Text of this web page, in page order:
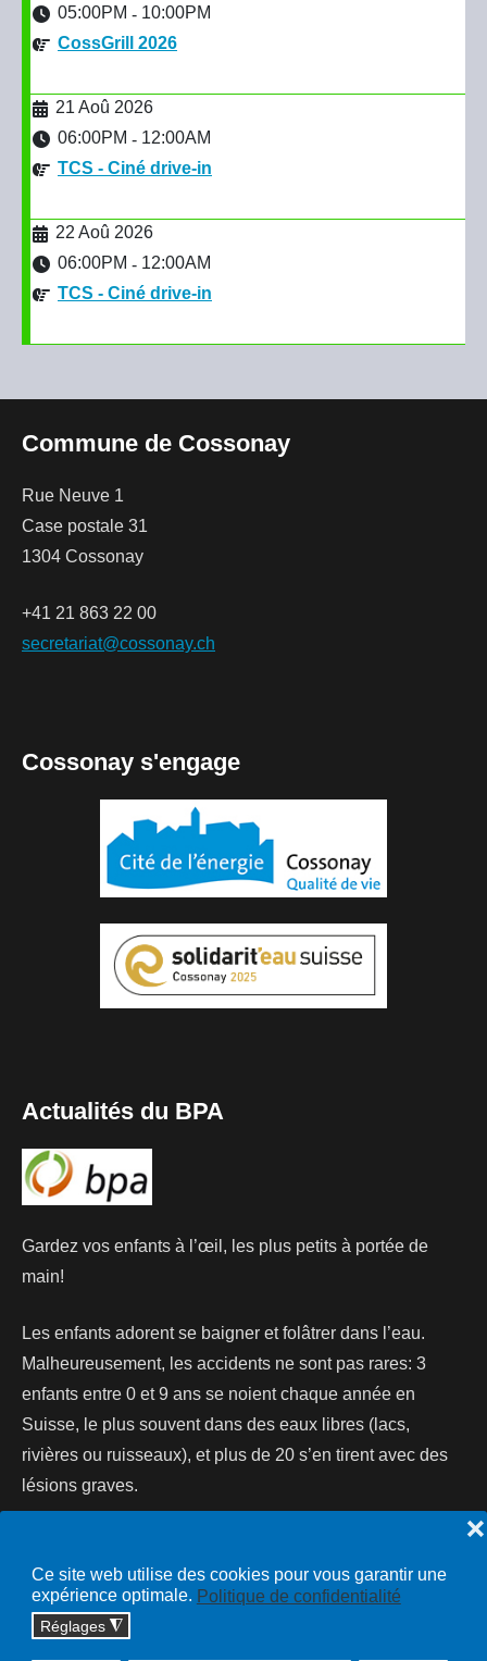
Ce site web utilise des cookies pour vous garantir une
expérience optimale. Politique de confidentialité
Réglages ◮
❌
05:00PM - 10:00PM
CossGrill 2026
21 Aoû 2026
06:00PM - 12:00AM
TCS - Ciné drive-in
22 Aoû 2026
06:00PM - 12:00AM
TCS - Ciné drive-in
Commune de Cossonay
Rue Neuve 1
Case postale 31
1304 Cossonay
+41 21 863 22 00
secretariat@cossonay.ch
Cossonay s'engage
Actualités du BPA
Gardez vos enfants à l’œil, les plus petits à portée de
main!
Les enfants adorent se baigner et folâtrer dans l’eau.
Malheureusement, les accidents ne sont pas rares: 3
enfants entre 0 et 9 ans se noient chaque année en
Suisse, le plus souvent dans des eaux libres (lacs,
rivières ou ruisseaux), et plus de 20 s’en tirent avec des
lésions graves.